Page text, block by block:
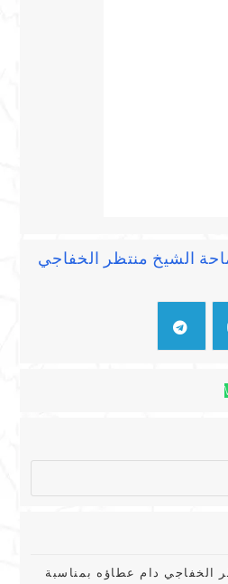
الشيخ منتظر الخفاجي
الخفاجي دام عطاؤه بمناسبة